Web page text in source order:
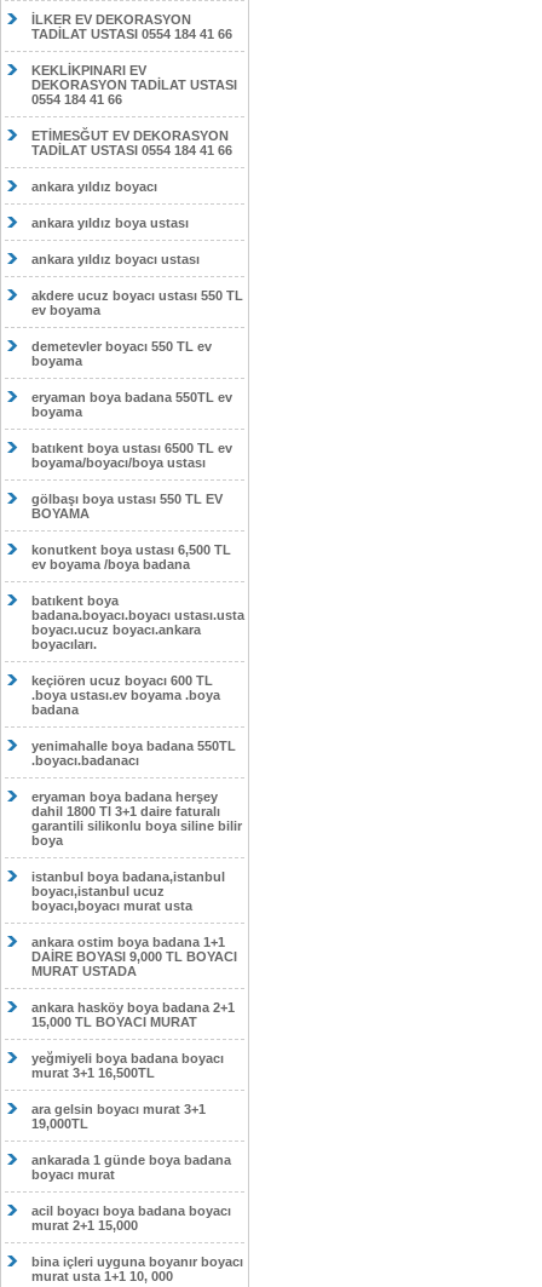
İLKER EV DEKORASYON
TADİLAT USTASI 0554 184 41 66
KEKLİKPINARI EV
DEKORASYON TADİLAT USTASI
0554 184 41 66
ETİMESĞUT EV DEKORASYON
TADİLAT USTASI 0554 184 41 66
ankara yıldız boyacı
ankara yıldız boya ustası
ankara yıldız boyacı ustası
akdere ucuz boyacı ustası 550 TL
ev boyama
demetevler boyacı 550 TL ev
boyama
eryaman boya badana 550TL ev
boyama
batıkent boya ustası 6500 TL ev
boyama/boyacı/boya ustası
gölbaşı boya ustası 550 TL EV
BOYAMA
konutkent boya ustası 6,500 TL
ev boyama /boya badana
batıkent boya
badana.boyacı.boyacı ustası.usta
boyacı.ucuz boyacı.ankara
boyacıları.
keçiören ucuz boyacı 600 TL
.boya ustası.ev boyama .boya
badana
yenimahalle boya badana 550TL
.boyacı.badanacı
eryaman boya badana herşey
dahil 1800 Tl 3+1 daire faturalı
garantili silikonlu boya siline bilir
boya
istanbul boya badana,istanbul
boyacı,istanbul ucuz
boyacı,boyacı murat usta
ankara ostim boya badana 1+1
DAİRE BOYASI 9,000 TL BOYACI
MURAT USTADA
ankara hasköy boya badana 2+1
15,000 TL BOYACI MURAT
yeğmiyeli boya badana boyacı
murat 3+1 16,500TL
ara gelsin boyacı murat 3+1
19,000TL
ankarada 1 günde boya badana
boyacı murat
acil boyacı boya badana boyacı
murat 2+1 15,000
bina içleri uyguna boyanır boyacı
murat usta 1+1 10, 000